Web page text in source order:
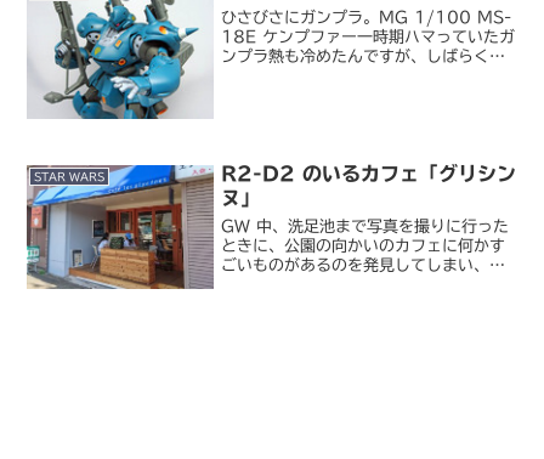
ひさびさにガンプラ。MG 1/100 MS-
18E ケンプファー一時期ハマっていたガ
ンプラ熱も冷めたんですが、しばらく仕
STAR WARS
R2-D2 のいるカフェ「グリシン
ヌ」
GW 中、洗足池まで写真を撮りに行った
ときに、公園の向かいのカフェに何かす
ごいものがあるのを発見してしまい、つ